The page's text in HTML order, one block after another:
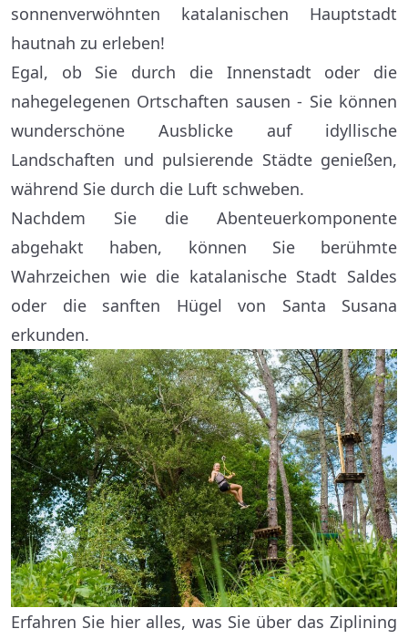
sonnenverwöhnten katalanischen Hauptstadt
hautnah zu erleben!
Egal, ob Sie durch die Innenstadt oder die
nahegelegenen Ortschaften sausen - Sie können
wunderschöne Ausblicke auf idyllische
Landschaften und pulsierende Städte genießen,
während Sie durch die Luft schweben.
Nachdem Sie die Abenteuerkomponente
abgehakt haben, können Sie berühmte
Wahrzeichen wie die katalanische Stadt Saldes
oder die sanften Hügel von Santa Susana
erkunden.
Erfahren Sie hier alles, was Sie über das Ziplining